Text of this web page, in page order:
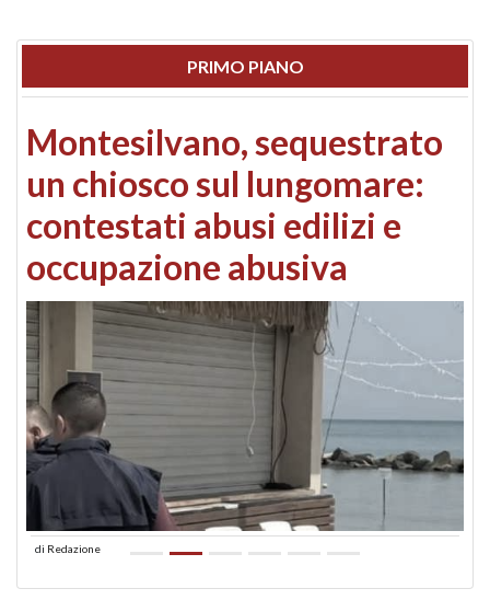
PRIMO PIANO
Montesilvano, sequestrato
un chiosco sul lungomare:
contestati abusi edilizi e
occupazione abusiva
di Redazione